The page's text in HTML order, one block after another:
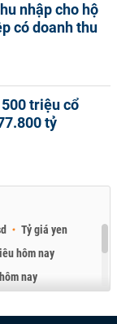
nhập cho hộ
có doanh thu
triệu cổ
tỷ
Tỷ giá yen
hôm nay
nay